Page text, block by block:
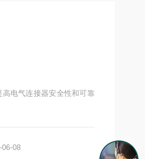
高电气连接器安全性和可靠
08